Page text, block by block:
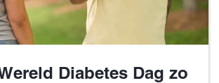
Diabetes Dag zo